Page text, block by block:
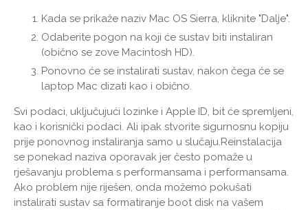
Kada se prikaže naziv Mac OS Sierra, kliknite "Dalje".
Odaberite pogon na koji će sustav biti instaliran
(obično se zove Macintosh HD).
Ponovno će se instalirati sustav, nakon čega će se
laptop Mac dizati kao i obično.
Svi podaci, uključujući lozinke i Apple ID, bit će spremljeni,
kao i korisnički podaci. Ali ipak stvorite sigurnosnu kopiju
prije ponovnog instaliranja samo u slučaju.Reinstalacija
se ponekad naziva oporavak jer često pomaže u
rješavanju problema s performansama i performansama.
Ako problem nije riješen, onda možemo pokušati
instalirati sustav sa formatiranje boot disk na vašem